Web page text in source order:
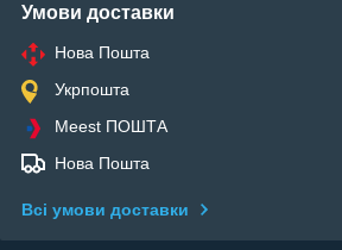
Умови доставки
Нова Пошта
Укрпошта
Meest ПОШТА
Нова Пошта
Всі умови доставки